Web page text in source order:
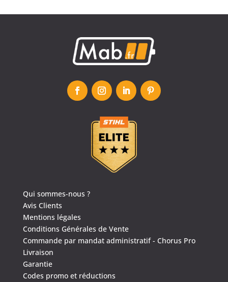
Qui sommes-nous ?
Avis Clients
Mentions légales
Conditions Générales de Vente
Commande par mandat administratif - Chorus Pro
Livraison
Garantie
Codes promo et réductions